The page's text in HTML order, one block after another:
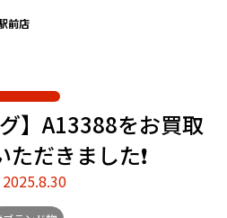
前店
】A13388をお買取
ただきました❗️